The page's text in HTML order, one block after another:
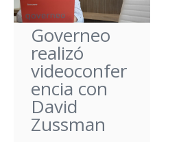
Governeo
realizó
videoconfer
encia con
David
Zussman